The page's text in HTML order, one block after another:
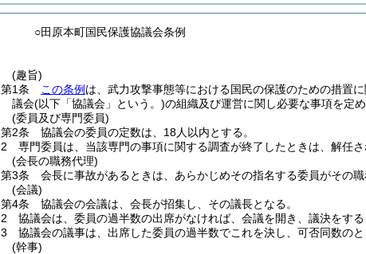
○田原本町国民保護協議会条例
(趣旨)
第1条
この条例 は、武力攻撃事態等における国民の保護のための措置
議会(以下「協議会」という。)の組織及び運営に関し必要な事項を定め
(委員及び専門委員)
第2条
協議会の委員の定数は、18人以内とする。
2
専門委員は、当該専門の事項に関する調査が終了したときは、解任さ
(会長の職務代理)
第3条
会長に事故があるときは、あらかじめその指名する委員がその職
(会議)
第4条
協議会の会議は、会長が招集し、その議長となる。
2
協議会は、委員の過半数の出席がなければ、会議を開き、議決をする
3
協議会の議事は、出席した委員の過半数でこれを決し、可否同数の
(幹事)